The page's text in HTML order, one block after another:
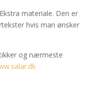
materiale. Den er
hvis man ønsker
og nærmeste